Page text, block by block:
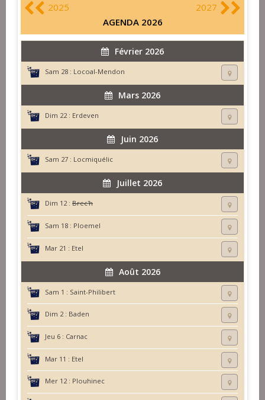
2025
2027
AGENDA 2026
Février 2026
Sam 28 : Locoal-Mendon
Mars 2026
Dim 22 : Erdeven
Juin 2026
Sam 27 : Locmiquélic
Juillet 2026
Dim 12 : Brec'h
Sam 18 : Ploemel
Mar 21 : Etel
Août 2026
Sam 1 : Saint-Philibert
Dim 2 : Baden
Jeu 6 : Carnac
Mar 11 : Etel
Mer 12 : Plouhinec